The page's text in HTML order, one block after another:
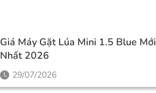
Giá Máy Gặt Lúa Mini 1.5 Blue Mới
Nhất 2026
29/07/2026